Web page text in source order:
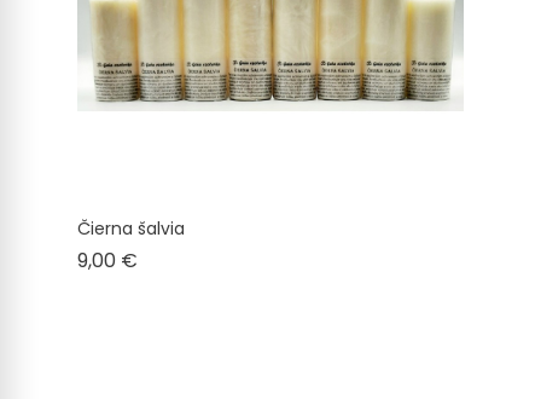
Čierna šalvia
9,00 €